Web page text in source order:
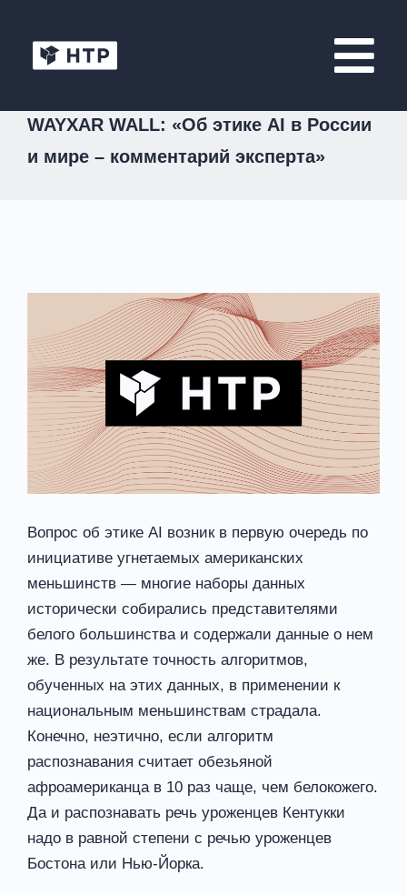
WAYXAR WALL: «Об этике AI в России
и мире – комментарий эксперта»
Вопрос об этике AI возник в первую очередь по
инициативе угнетаемых американских
меньшинств — многие наборы данных
исторически собирались представителями
белого большинства и содержали данные о нем
же. В результате точность алгоритмов,
обученных на этих данных, в применении к
национальным меньшинствам страдала.
Конечно, неэтично, если алгоритм
распознавания считает обезьяной
афроамериканца в 10 раз чаще, чем белокожего.
Да и распознавать речь уроженцев Кентукки
надо в равной степени с речью уроженцев
Бостона или Нью-Йорка.